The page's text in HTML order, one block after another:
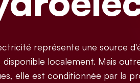
représente une source
disponible localement. Mais
elle est conditionnée par la